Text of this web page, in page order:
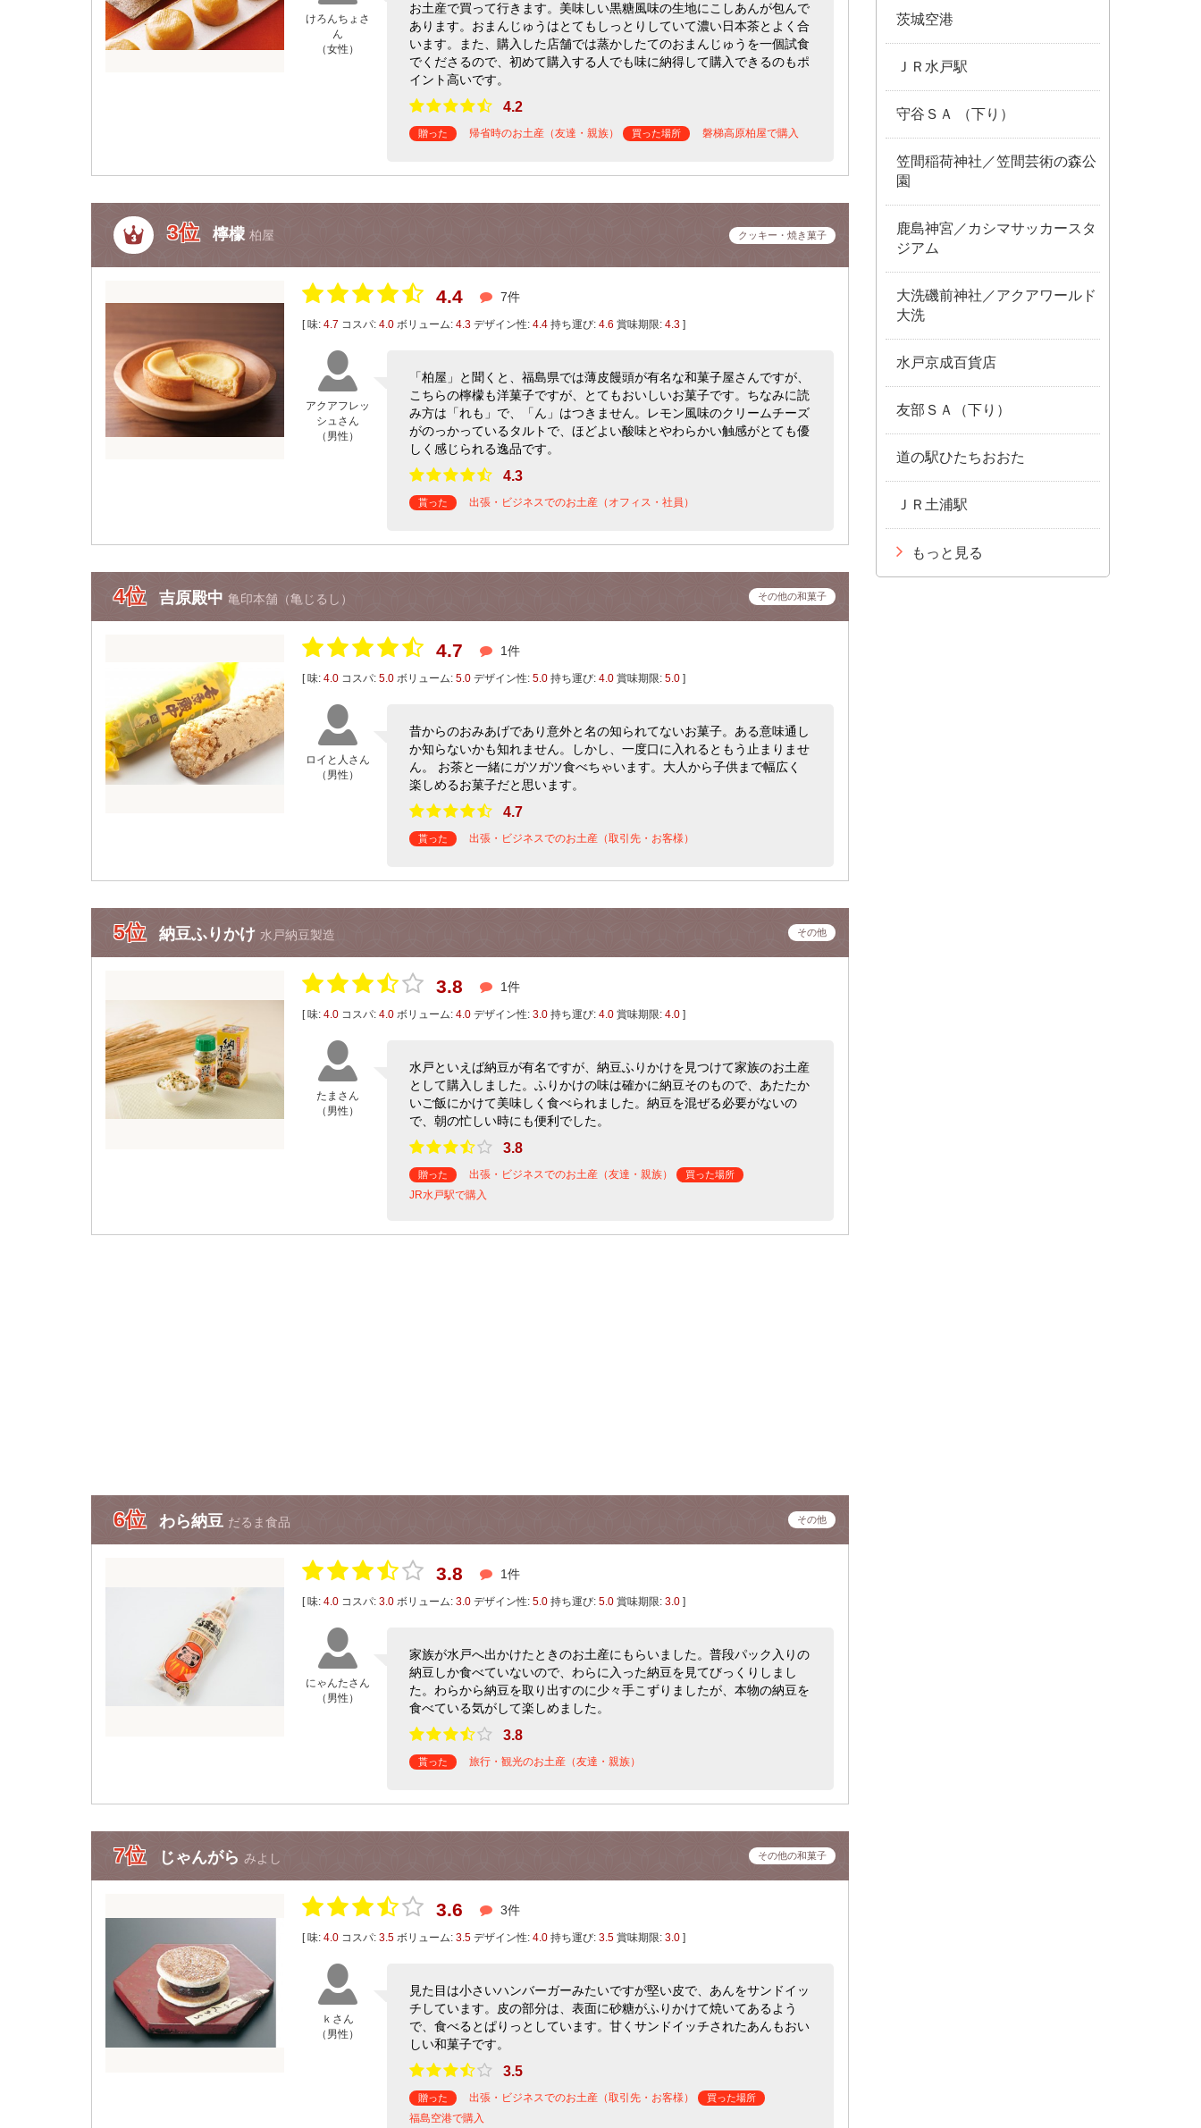
けろんちょさ
ん
（女性）
お土産で買って行きます。美味しい黒糖風味の生地にこしあんが包んで
あります。おまんじゅうはとてもしっとりしていて濃い日本茶とよく合
います。また、購入した店舗では蒸かしたてのおまんじゅうを一個試食
でくださるので、初めて購入する人でも味に納得して購入できるのもポ
イント高いです。
4.2
贈った 帰省時のお土産（友達・親族） 買った場所 磐梯高原柏屋で購入
3位 檸檬 柏屋 クッキー・焼き菓子
4.4 7件
[ 味: 4.7 コスパ: 4.0 ボリューム: 4.3 デザイン性: 4.4 持ち運び: 4.6 賞味期限: 4.3 ]
アクアフレッ
シュさん
（男性）
「柏屋」と聞くと、福島県では薄皮饅頭が有名な和菓子屋さんですが、
こちらの檸檬も洋菓子ですが、とてもおいしいお菓子です。ちなみに読
み方は「れも」で、「ん」はつきません。レモン風味のクリームチーズ
がのっかっているタルトで、ほどよい酸味とやわらかい触感がとても優
しく感じられる逸品です。
4.3
貰った 出張・ビジネスでのお土産（オフィス・社員）
4位 吉原殿中 亀印本舗（亀じるし） その他の和菓子
4.7 1件
[ 味: 4.0 コスパ: 5.0 ボリューム: 5.0 デザイン性: 5.0 持ち運び: 4.0 賞味期限: 5.0 ]
ロイと人さん
（男性）
昔からのおみあげであり意外と名の知られてないお菓子。ある意味通し
か知らないかも知れません。しかし、一度口に入れるともう止まりませ
ん。 お茶と一緒にガツガツ食べちゃいます。大人から子供まで幅広く
楽しめるお菓子だと思います。
4.7
貰った 出張・ビジネスでのお土産（取引先・お客様）
5位 納豆ふりかけ 水戸納豆製造 その他
3.8 1件
[ 味: 4.0 コスパ: 4.0 ボリューム: 4.0 デザイン性: 3.0 持ち運び: 4.0 賞味期限: 4.0 ]
たまさん
（男性）
水戸といえば納豆が有名ですが、納豆ふりかけを見つけて家族のお土産
として購入しました。ふりかけの味は確かに納豆そのもので、あたたか
いご飯にかけて美味しく食べられました。納豆を混ぜる必要がないの
で、朝の忙しい時にも便利でした。
3.8
贈った 出張・ビジネスでのお土産（友達・親族） 買った場所
JR水戸駅で購入
6位 わら納豆 だるま食品 その他
3.8 1件
[ 味: 4.0 コスパ: 3.0 ボリューム: 3.0 デザイン性: 5.0 持ち運び: 5.0 賞味期限: 3.0 ]
にゃんたさん
（男性）
家族が水戸へ出かけたときのお土産にもらいました。普段パック入りの
納豆しか食べていないので、わらに入った納豆を見てびっくりしまし
た。わらから納豆を取り出すのに少々手こずりましたが、本物の納豆を
食べている気がして楽しめました。
3.8
貰った 旅行・観光のお土産（友達・親族）
7位 じゃんがら みよし その他の和菓子
3.6 3件
[ 味: 4.0 コスパ: 3.5 ボリューム: 3.5 デザイン性: 4.0 持ち運び: 3.5 賞味期限: 3.0 ]
ｋさん
（男性）
見た目は小さいハンバーガーみたいですが堅い皮で、あんをサンドイッ
チしています。皮の部分は、表面に砂糖がふりかけて焼いてあるよう
で、食べるとぱりっとしています。甘くサンドイッチされたあんもおい
しい和菓子です。
3.5
贈った 出張・ビジネスでのお土産（取引先・お客様） 買った場所
福島空港で購入
茨城空港
ＪＲ水戸駅
守谷ＳＡ （下り）
笠間稲荷神社／笠間芸術の森公
園
鹿島神宮／カシマサッカースタ
ジアム
大洗磯前神社／アクアワールド
大洗
水戸京成百貨店
友部ＳＡ（下り）
道の駅ひたちおおた
ＪＲ土浦駅
もっと見る